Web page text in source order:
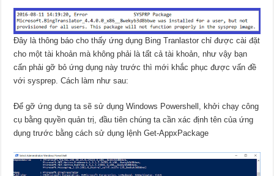
Đây là thông báo cho thấy ứng dụng Bing Tranlastor chỉ được cài đặt
cho một tài khoản mà không phải là tất cả tài khoản, như vậy bạn
cấn phải gỡ bỏ ứng dụng này trước thì mới khắc phục được vấn đề
với sysprep. Cách làm như sau:
Để gỡ ứng dụng ta sẽ sử dụng Windows Powershell, khởi chạy công
cụ bằng quyền quản trị, đầu tiên chúng ta cần xác định tên của ứng
dụng trước bằng cách sử dụng lệnh Get-AppxPackage